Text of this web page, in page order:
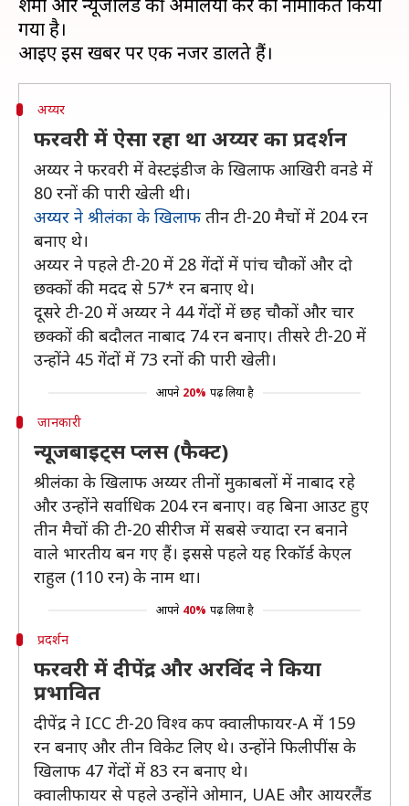
शर्मा और न्यूजीलैंड की अमेलिया केर को नामांकित किया
गया है।
अय्यर
फरवरी में ऐसा रहा था अय्यर का प्रदर्शन
अय्यर ने फरवरी में वेस्टइंडीज के खिलाफ आखिरी वनडे में
80 रनों की पारी खेली थी।
अय्यर ने श्रीलंका के खिलाफ तीन टी-20 मैचों में 204 रन
बनाए थे।
अय्यर ने पहले टी-20 में 28 गेंदों में पांच चौकों और दो
छक्कों की मदद से 57* रन बनाए थे।
दूसरे टी-20 में अय्यर ने 44 गेंदों में छह चौकों और चार
छक्कों की बदौलत नाबाद 74 रन बनाए। तीसरे टी-20 में
उन्होंने 45 गेंदों में 73 रनों की पारी खेली।
आपने 20% पढ़ लिया है
जानकारी
न्यूजबाइट्स प्लस (फैक्ट)
श्रीलंका के खिलाफ अय्यर तीनों मुकाबलों में नाबाद रहे
और उन्होंने सर्वाधिक 204 रन बनाए। वह बिना आउट हुए
तीन मैचों की टी-20 सीरीज में सबसे ज्यादा रन बनाने
वाले भारतीय बन गए हैं। इससे पहले यह रिकॉर्ड केएल
राहुल (110 रन) के नाम था।
आपने 40% पढ़ लिया है
प्रदर्शन
फरवरी में दीपेंद्र और अरविंद ने किया
प्रभावित
दीपेंद्र ने ICC टी-20 विश्व कप क्वालीफायर-A में 159
रन बनाए और तीन विकेट लिए थे। उन्होंने फिलीपींस के
खिलाफ 47 गेंदों में 83 रन बनाए थे।
क्वालीफायर से पहले उन्होंने ओमान, UAE और आयरलैंड